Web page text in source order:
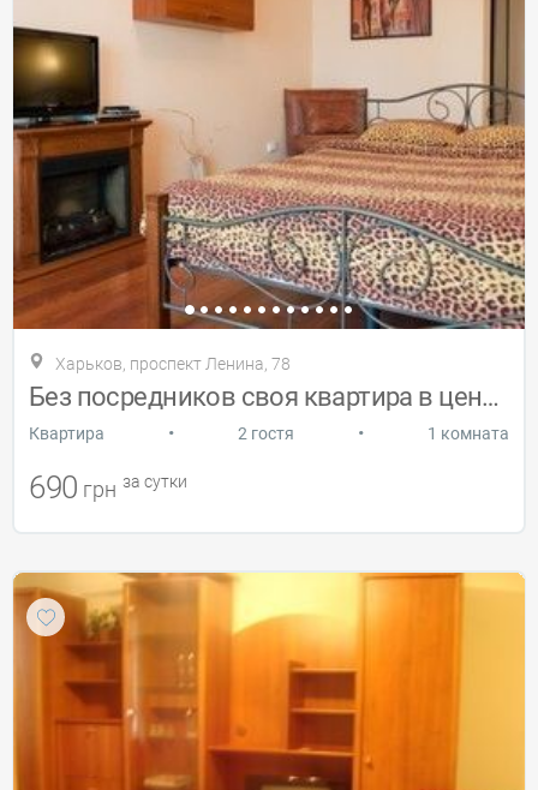
Харьков, проспект Ленина, 78
Без посредников своя квартира в центре
Квартира • 2 гостя • 1 комната
690 грн за сутки